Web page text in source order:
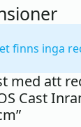
finns inga
med att
Cast